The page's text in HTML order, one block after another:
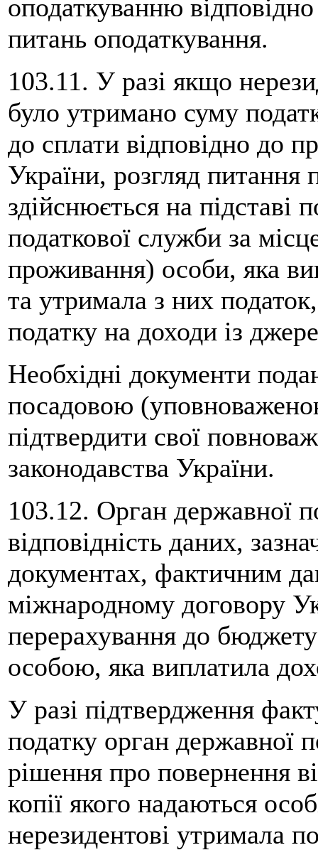
оподаткуванню
питань оподаткування.
103.11. У разі якщо
було утримано суму
до сплати відповідно до
України, розгляд питання
здійснюється на підставі
податкової служби за
проживання) особи, яка
та утримала з них
податку на доходи із
Необхідні документи
посадовою
підтвердити свої
законодавства України.
103.12. Орган державної
відповідність даних,
документах, фактичним
міжнародному договору
перерахування до
особою, яка виплатила
У разі підтвердження
податку орган державної
рішення про повернення
копії якого надаються
нерезидентові утримала